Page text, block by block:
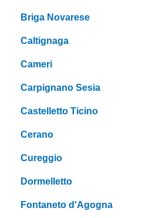
Briga Novarese
Caltignaga
Cameri
Carpignano Sesia
Castelletto Ticino
Cerano
Cureggio
Dormelletto
Fontaneto d'Agogna